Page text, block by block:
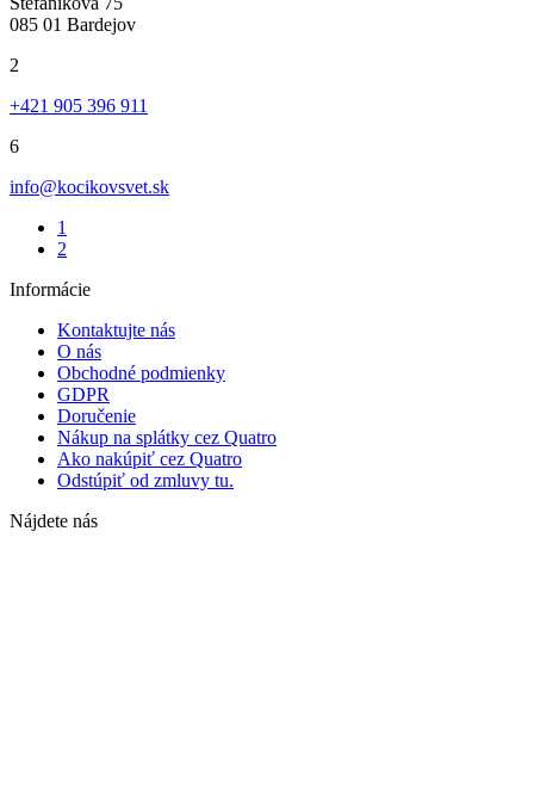
085 01 Bardejov
2
+421 905 396 911
6
info@kocikovsvet.sk
1
2
Informácie
Kontaktujte nás
O nás
Obchodné podmienky
GDPR
Doručenie
Nákup na splátky cez Quatro
Ako nakúpiť cez Quatro
Odstúpiť od zmluvy tu.
Nájdete nás